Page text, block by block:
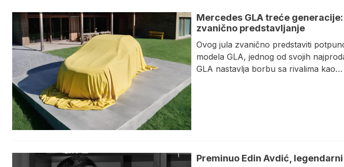
Mercedes GLA treće
zvanično predstavljanje
Ovog jula zvanično predstaviti
modela GLA, jednog od svojih
GLA nastavlja borbu sa rivalima kao…
Preminuo Edin Avdić,